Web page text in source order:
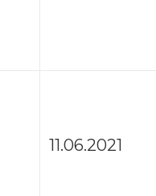
11.06.2021